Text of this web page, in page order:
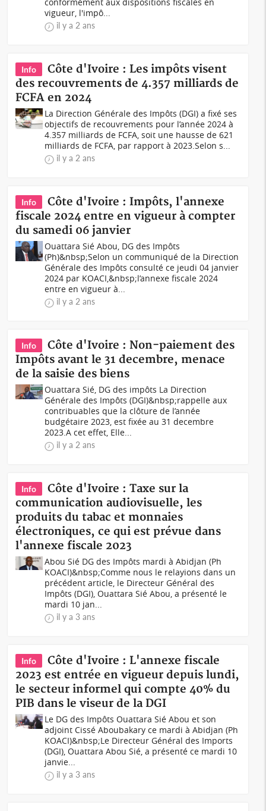
vigueur, l'impô...
il y a 2 ans
Info
Côte d'Ivoire : Les impôts visent
des recouvrements de 4.357 milliards de
FCFA en 2024
La Direction Générale des Impôts (DGI) a fixé ses
objectifs de recouvrements pour l’année 2024 à
4.357 milliards de FCFA, soit une hausse de 621
milliards de FCFA, par rapport à 2023.Selon s...
il y a 2 ans
Info
Côte d'Ivoire : Impôts, l'annexe
fiscale 2024 entre en vigueur à compter
du samedi 06 janvier
Ouattara Sié Abou, DG des Impôts
(Ph)&nbsp;Selon un communiqué de la Direction
Générale des Impôts consulté ce jeudi 04 janvier
2024 par KOACI,&nbsp;l’annexe fiscale 2024
entre en vigueur à...
il y a 2 ans
Info
Côte d'Ivoire : Non-paiement des
Impôts avant le 31 decembre, menace
de la saisie des biens
Ouattara Sié, DG des impôts La Direction
Générale des Impôts (DGI)&nbsp;rappelle aux
contribuables que la clôture de l’année
budgétaire 2023, est fixée au 31 decembre
2023.A cet effet, Elle...
il y a 2 ans
Info
Côte d'Ivoire : Taxe sur la
communication audiovisuelle, les
produits du tabac et monnaies
électroniques, ce qui est prévue dans
l'annexe fiscale 2023
Abou Sié DG des Impôts mardi à Abidjan (Ph
KOACI)&nbsp;Comme nous le relayions dans un
précédent article, le Directeur Général des
Impôts (DGI), Ouattara Sié Abou, a présenté le
mardi 10 jan...
il y a 3 ans
Info
Côte d'Ivoire : L'annexe fiscale
2023 est entrée en vigueur depuis lundi,
le secteur informel qui compte 40% du
PIB dans le viseur de la DGI
Le DG des Impôts Ouattara Sié Abou et son
adjoint Cissé Aboubakary ce mardi à Abidjan (Ph
KOACI)&nbsp;Le Directeur Général des Imports
(DGI), Ouattara Abou Sié, a présenté ce mardi 10
janvie...
il y a 3 ans